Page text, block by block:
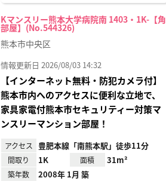
Kマンスリー熊本大学病院南 1403・1K-【角
部屋】(No.544326)
熊本市中央区
情報更新日 2026/08/03 14:32
【インターネット無料・防犯カメラ付】
熊本市内へのアクセスに便利な立地で、
家具家電付熊本市セキュリティー対策マ
ンスリーマンション部屋！
アクセス 豊肥本線「南熊本駅」徒歩11分
間取り 1K 面積 31m²
築年数 2008年 1月 築